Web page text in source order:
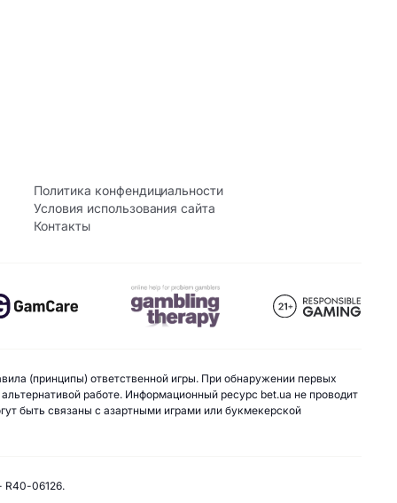
Политика конфендициальности
Условия использования сайта
Контакты
(принципы) ответственной игры. При обнаружении первых
работе. Информационный ресурс bet.ua не проводит
быть связаны с азартными играми или букмекерской
R40-06126.